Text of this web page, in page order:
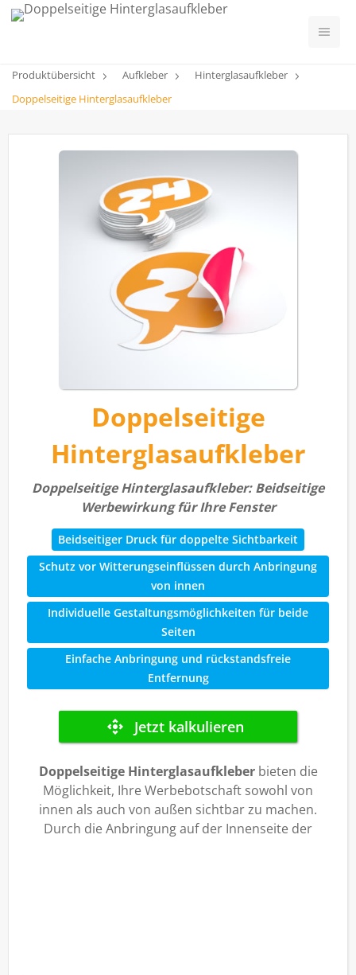
Produktübersicht Aufkleber
Hinterglasaufkleber
Doppelseitige Hinterglasaufkleber
Doppelseitige
Hinterglasaufkleber
Doppelseitige Hinterglasaufkleber: Beidseitige
Werbewirkung für Ihre Fenster
Beidseitiger Druck für doppelte Sichtbarkeit
Schutz vor Witterungseinflüssen durch Anbringung
von innen
Individuelle Gestaltungsmöglichkeiten für beide
Seiten
Einfache Anbringung und rückstandsfreie
Entfernung
Doppelseitige Hinterglasaufkleberbieten die
Möglichkeit, Ihre Werbebotschaft sowohl von
innen als auch von außen sichtbar zu machen.
Durch die Anbringung auf der Innenseite der